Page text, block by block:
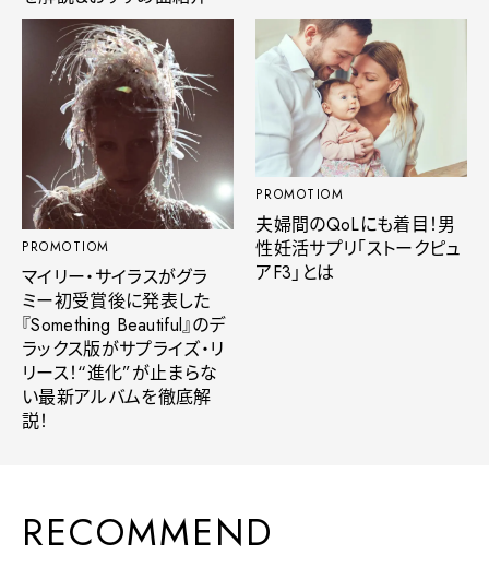
PROMOTIOM
マイリー・サイラスがグラ
ミー初受賞後に発表した
『Something Beautiful』のデ
ラックス版がサプライズ・リ
リース！“進化”が止まらな
い最新アルバムを徹底解
説！
PROMOTIOM
夫婦間のQoLにも着目！男
性妊活サプリ「ストークピュ
アF3」とは
RECOMMEND